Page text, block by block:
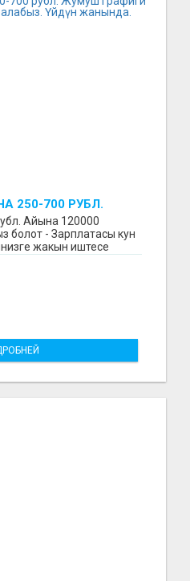
250-700 РУБЛ.
БЕЗ
ЖАНЫНДА.
Айына 120000
болот - Зарплатасы кун
жакын иштесе